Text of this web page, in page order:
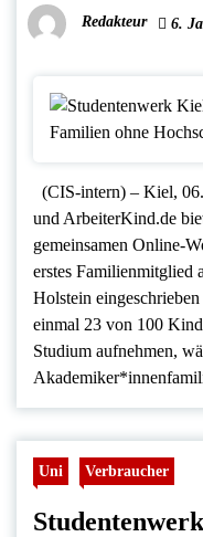
Redakteur 6.
(CIS-intern) – Kiel,
und ArbeiterKind.de
gemeinsamen Online-
erstes Familienmitglied
Holstein
einmal 23 von 100
Studium aufnehmen,
Uni Verbraucher